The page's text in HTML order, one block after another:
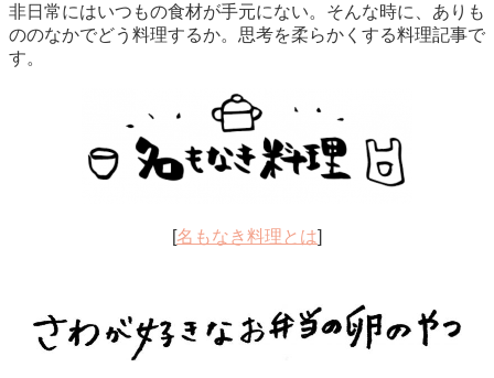
非日常にはいつもの食材が手元にない。そんな時に、ありも
ののなかでどう料理するか。思考を柔らかくする料理記事で
す。
[名もなき料理とは]